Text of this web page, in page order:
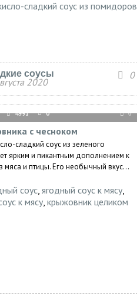
сладкий соус из помидоров
соусы
2020
0
4991 0 0
с чесноком
сладкий соус из зеленого
ярким и пикантным дополнением к
и птицы. Его необычный вкус...
соус, ягодный соус к мясу,
к мясу, крыжовник целиком